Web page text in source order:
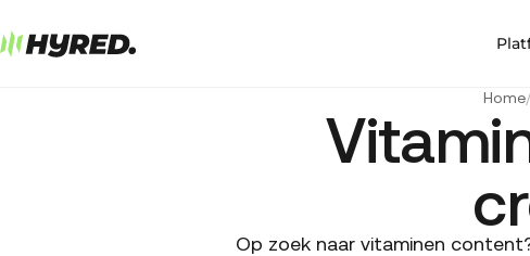
Home/
Op zoek naar vitaminen